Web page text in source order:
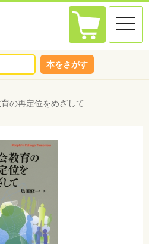
toggle
本をさがす
の再定位をめざして